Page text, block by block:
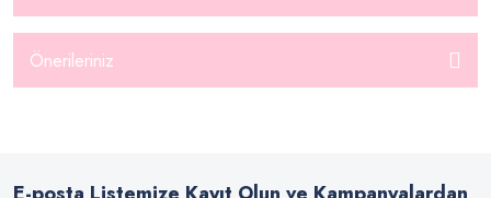
Önerileriniz